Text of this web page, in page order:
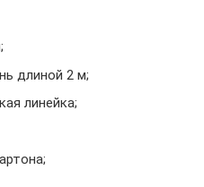
длиной 2 м;
линейка;